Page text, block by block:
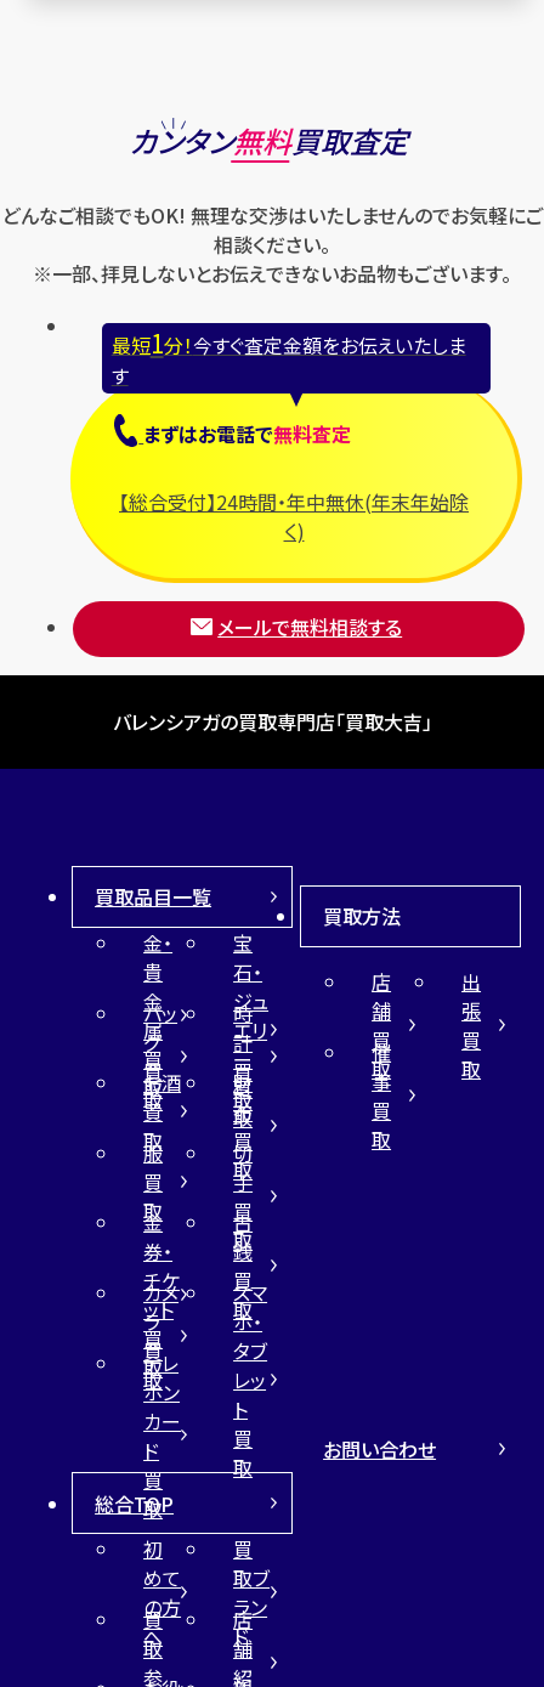
カンタン無料買取査定
どんなご相談でもOK! 無理な交渉はいたしませんのでお気軽にご
相談ください。
※一部、拝見しないとお伝えできないお品物もございます。
最短1分！今すぐ査定金額をお伝えいたしま
す
まずはお電話で無料査定
【総合受付】24時間・年中無休(年末年始除
く)
メールで無料相談する
バレンシアガの買取専門店「買取大吉」
買取品目一覧
金・
貴
金
属
買
取
宝
石・
ジュ
エリ
ー
買
取
バッ
グ
買
取
時
計
買
取
お酒
買
取
財
布
買
取
服
買
取
切
手
買
取
金
券・
チケ
ット
買
取
古
銭
買
取
カメ
ラ
買
取
スマ
ホ・
タブ
レッ
ト
買
取
テレ
ホン
カー
ド
買
取
買取方法
店
舗
買
取
出
張
買
取
催
事
買
取
総合TOP
初
めて
の方
へ
買
取ブ
ラン
ド
買
取
参
店
舗
紹
お問い合わせ